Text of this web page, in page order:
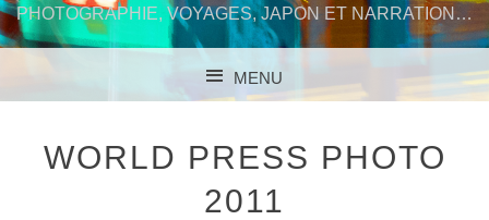
PHOTOGRAPHIE, VOYAGES, JAPON ET NARRATION…
MENU
WORLD PRESS PHOTO
2011